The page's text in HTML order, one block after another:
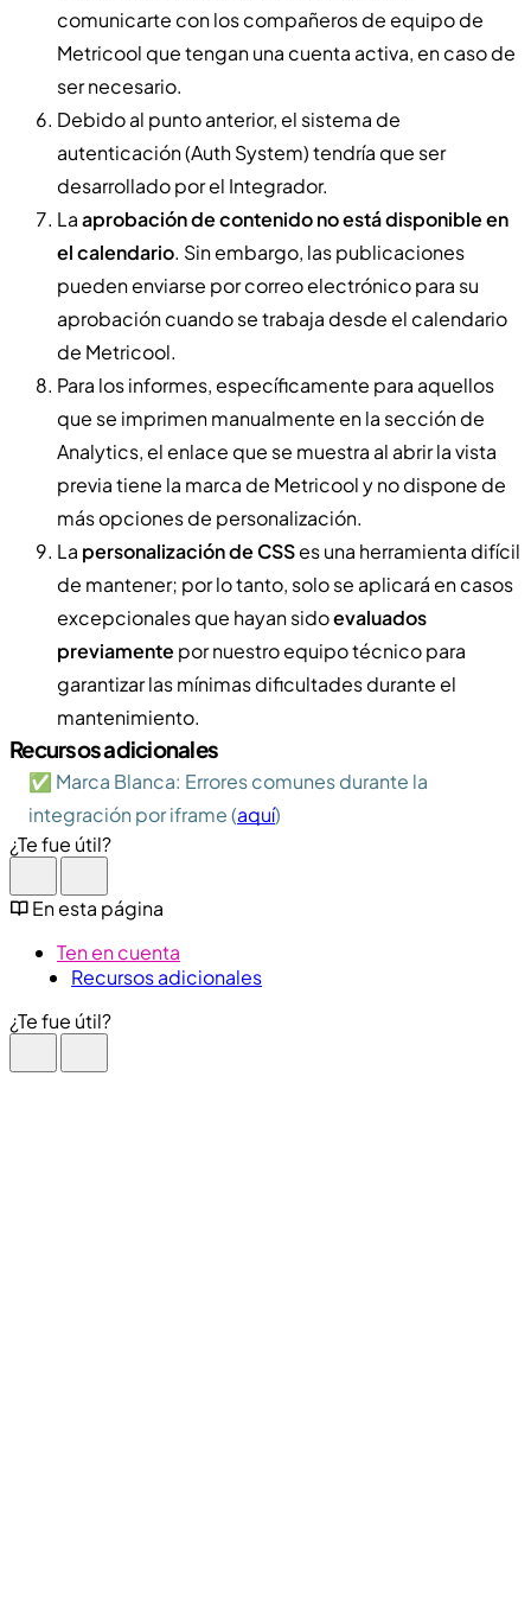
comunicarte con los compañeros de equipo de
Metricool que tengan una cuenta activa, en caso de
ser necesario.
Debido al punto anterior, el sistema de
autenticación (Auth System) tendría que ser
desarrollado por el Integrador.
Laaprobación de contenido no está disponible en
el calendario. Sin embargo, las publicaciones
pueden enviarse por correo electrónico para su
aprobación cuando se trabaja desde el calendario
de Metricool.
Para los informes, específicamente para aquellos
que se imprimen manualmente en la sección de
Analytics, el enlace que se muestra al abrir la vista
previa tiene la marca de Metricool y no dispone de
más opciones de personalización.
La personalización de CSSes una herramienta difícil
de mantener; por lo tanto, solo se aplicará en casos
excepcionales que hayan sidoevaluados
previamente por nuestro equipo técnico para
garantizar las mínimas dificultades durante el
mantenimiento.
Recursos adicionales
✅ Marca Blanca: Errores comunes durante la
integración por iframe (aquí)
¿Te fue útil?
En esta página
Ten en cuenta
Recursos adicionales
¿Te fue útil?